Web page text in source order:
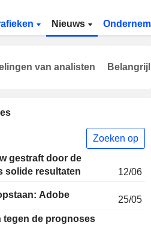
Nieuws
Zoeken op
gestraft door de
solide resultaten
12/06
Adobe
25/05
tegen de prognoses
van analisten